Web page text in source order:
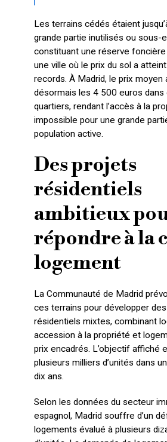
Les terrains cédés étaient
grande partie inutilisés ou sous-
constituant une réserve
une ville où le prix du sol a
records. À Madrid, le prix moyen
désormais les 4 500 euros dans
quartiers, rendant l’accès à la
impossible pour une grande
population active.
Des projets
résidentiels
ambitieux
répondre à la
logement
La Communauté de Madrid
ces terrains pour développer
résidentiels mixtes, combinant
accession à la propriété et
prix encadrés. L’objectif affiché
plusieurs milliers d’unités dans
dix ans.
Selon les données du secteur
espagnol, Madrid souffre d’un
logements évalué à plusieurs